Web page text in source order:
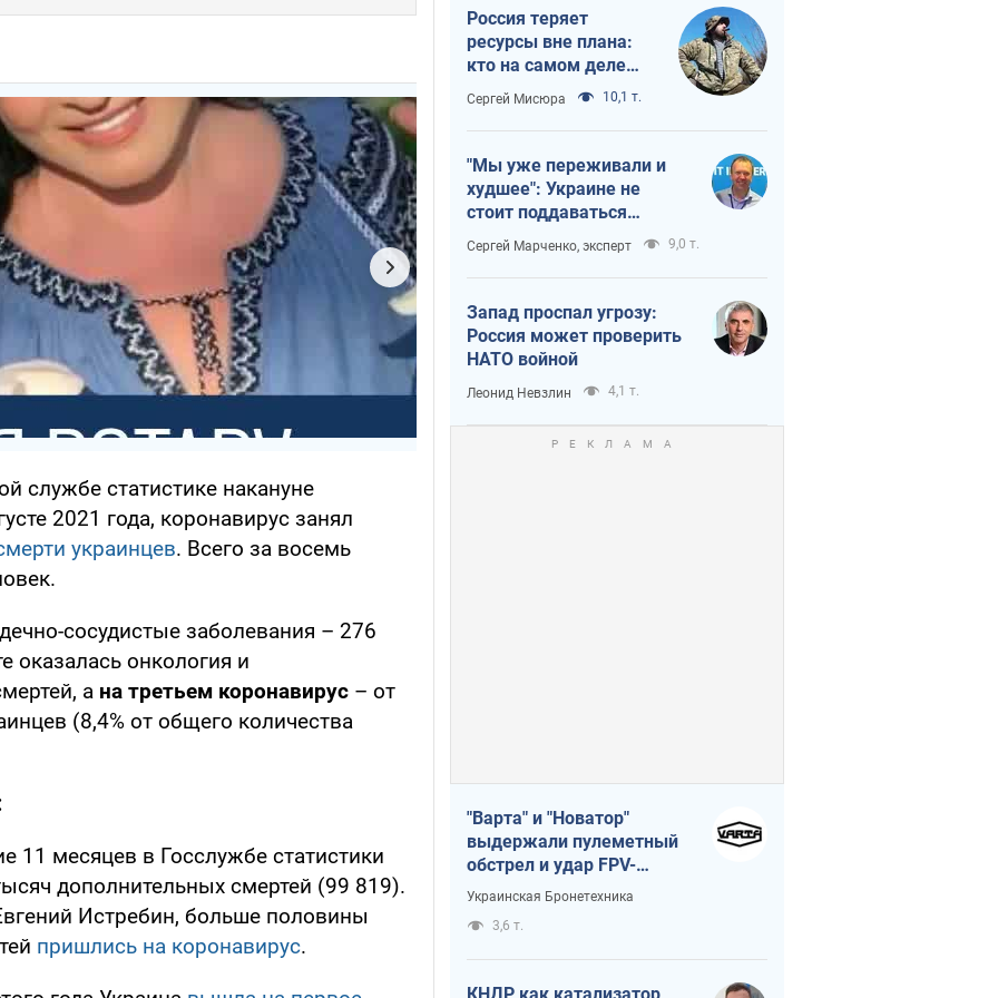
службе статистике накануне
2021 года, коронавирус занял
украинцев. Всего за восемь
сосудистые заболевания – 276
оказалась онкология и
а на третьем коронавирус – от
(8,4% от общего количества
11 месяцев в Госслужбе статистики
дополнительных смертей (99 819).
Истребин, больше половины
пришлись на коронавирус.
Россия теряет
ресурсы вне плана:
кто на самом деле
диктует темп войны
Сергей Мисюра 10,1 т.
"Мы уже переживали и
худшее": Украине не
стоит поддаваться
отчаянию из-за
ракетного террора
Сергей Марченко, эксперт 9,0 т.
Запад проспал угрозу:
Россия может проверить
НАТО войной
Леонид Невзлин 4,1 т.
"Варта" и "Новатор"
выдержали пулеметный
обстрел и удар FPV-
дрона, сохранив жизнь
Украинская Бронетехника
3,6 т.